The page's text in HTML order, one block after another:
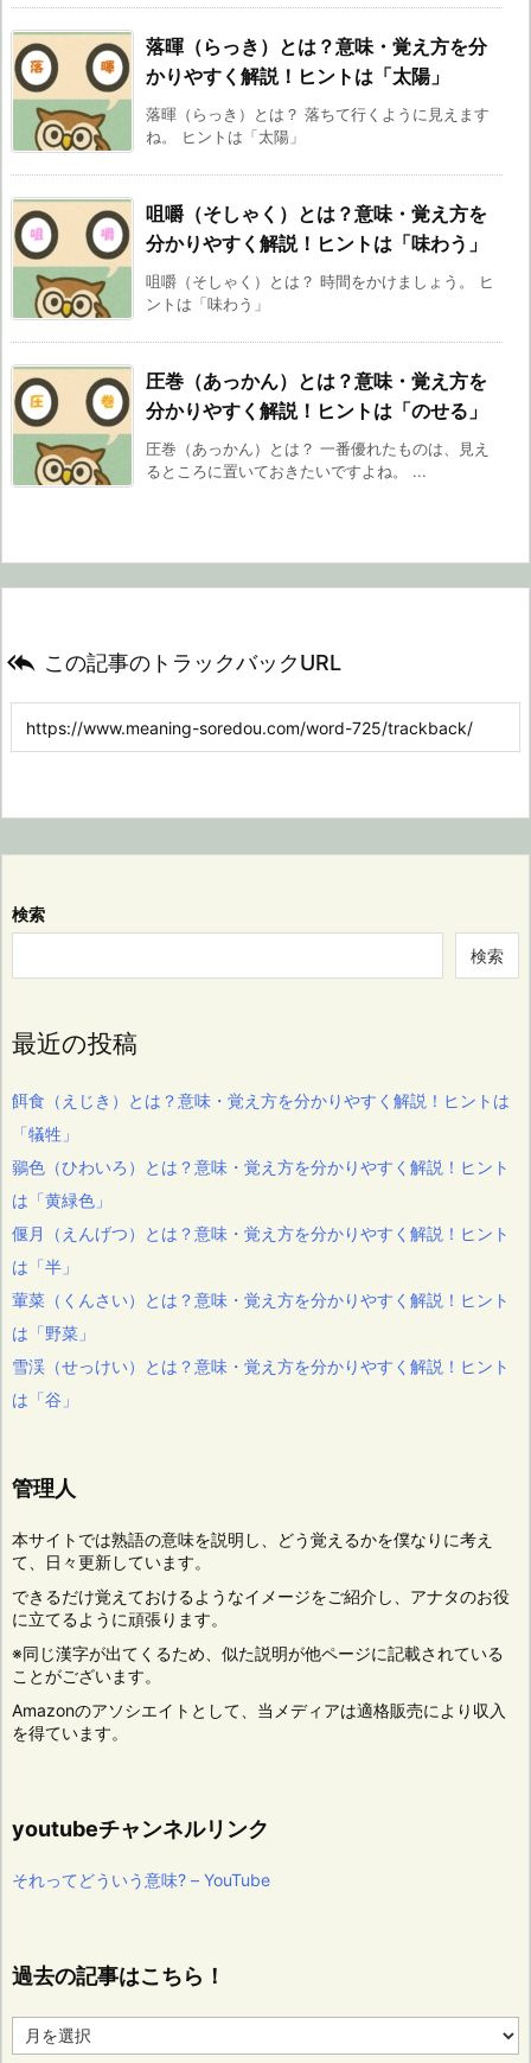
落暉（らっき）とは？意味・覚え方を分
かりやすく解説！ヒントは「太陽」
落暉（らっき）とは？ 落ちて行くように見えます
ね。 ヒントは「太陽」
咀嚼（そしゃく）とは？意味・覚え方を
分かりやすく解説！ヒントは「味わう」
咀嚼（そしゃく）とは？ 時間をかけましょう。 ヒ
ントは「味わう」
圧巻（あっかん）とは？意味・覚え方を
分かりやすく解説！ヒントは「のせる」
圧巻（あっかん）とは？ 一番優れたものは、見え
るところに置いておきたいですよね。 ...
 この記事のトラックバックURL
検索
検索
最近の投稿
餌食（えじき）とは？意味・覚え方を分かりやすく解説！ヒントは
「犠牲」
鶸色（ひわいろ）とは？意味・覚え方を分かりやすく解説！ヒント
は「黄緑色」
偃月（えんげつ）とは？意味・覚え方を分かりやすく解説！ヒント
は「半」
葷菜（くんさい）とは？意味・覚え方を分かりやすく解説！ヒント
は「野菜」
雪渓（せっけい）とは？意味・覚え方を分かりやすく解説！ヒント
は「谷」
管理人
本サイトでは熟語の意味を説明し、どう覚えるかを僕なりに考え
て、日々更新しています。
できるだけ覚えておけるようなイメージをご紹介し、アナタのお役
に立てるように頑張ります。
※同じ漢字が出てくるため、似た説明が他ページに記載されている
ことがございます。
Amazonのアソシエイトとして、当メディアは適格販売により収入
を得ています。
youtubeチャンネルリンク
それってどういう意味? – YouTube
過去の記事はこちら！
去